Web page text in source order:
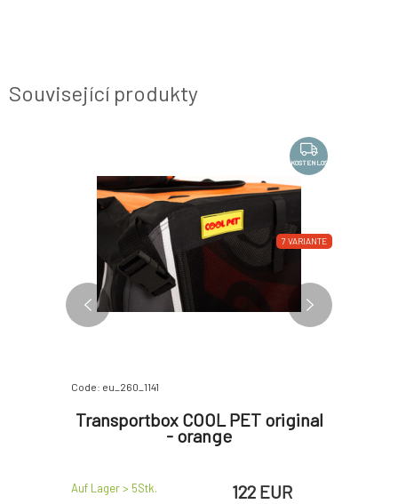
Související produkty
7 VARIANTE
KOSTENLOS
Code: eu_260_1141
Transportbox COOL PET original
- orange
Auf Lager > 5Stk. 122 EUR